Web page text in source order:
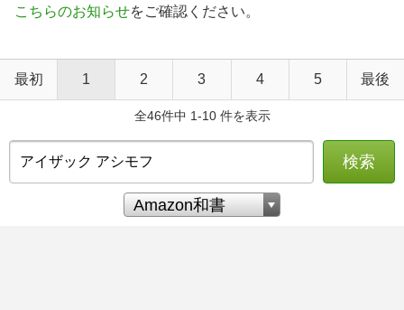
こちらのお知らせをご確認ください。
最初 1 2 3 4 5 最後
全46件中 1-10 件を表示
検索